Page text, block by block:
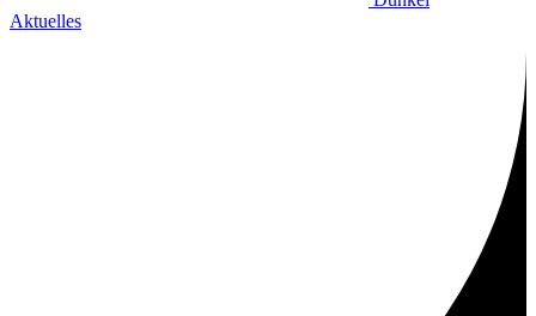
Aktuelles